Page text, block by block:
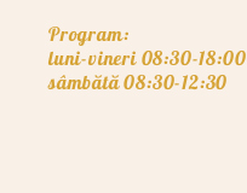
Program:
luni-vineri 08:30-18:00
sâmbătă 08:30-12:30